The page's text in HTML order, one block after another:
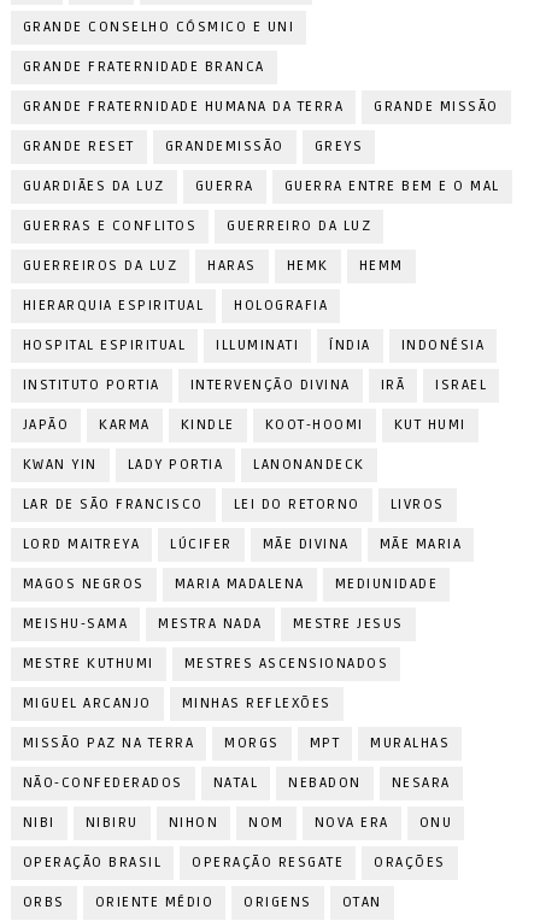
GRANDE CONSELHO CÓSMICO E UNI
GRANDE FRATERNIDADE BRANCA
GRANDE FRATERNIDADE HUMANA DA TERRA GRANDE MISSÃO
GRANDE RESET GRANDEMISSÃO GREYS
GUARDIÃES DA LUZ GUERRA GUERRA ENTRE BEM E O MAL
GUERRAS E CONFLITOS GUERREIRO DA LUZ
GUERREIROS DA LUZ HARAS HEMK HEMM
HIERARQUIA ESPIRITUAL HOLOGRAFIA
HOSPITAL ESPIRITUAL ILLUMINATI ÍNDIA INDONÉSIA
INSTITUTO PORTIA INTERVENÇÃO DIVINA IRÃ ISRAEL
JAPÃO KARMA KINDLE KOOT-HOOMI KUT HUMI
KWAN YIN LADY PORTIA LANONANDECK
LAR DE SÃO FRANCISCO LEI DO RETORNO LIVROS
LORD MAITREYA LÚCIFER MÃE DIVINA MÃE MARIA
MAGOS NEGROS MARIA MADALENA MEDIUNIDADE
MEISHU-SAMA MESTRA NADA MESTRE JESUS
MESTRE KUTHUMI MESTRES ASCENSIONADOS
MIGUEL ARCANJO MINHAS REFLEXÕES
MISSÃO PAZ NA TERRA MORGS MPT MURALHAS
NÃO-CONFEDERADOS NATAL NEBADON NESARA
NIBI NIBIRU NIHON NOM NOVA ERA ONU
OPERAÇÃO BRASIL OPERAÇÃO RESGATE ORAÇÕES
ORBS ORIENTE MÉDIO ORIGENS OTAN